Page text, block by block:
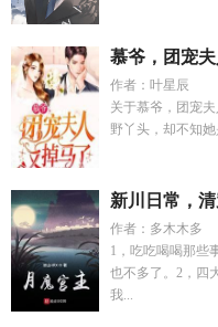
慕爷，团宠
作者：叶星辰
关于慕爷，团宠
野丫头，却不知
新川日常，
作者：多木木多
1，吃吃喝喝那些
也不多了。2，四
我...